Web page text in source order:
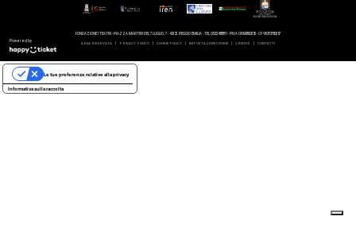
Powered by
FONDAZIONE I TEATRI - PIAZZA MARTIRI DEL 7 LUGLIO, 7 - 42121, REGGIO EMILIA - TEL 0522 458811 - P.IVA 01699800353 - CF 91070780357
AREA RISERVATA | PRIVACY POLICY | COOKIE POLICY | IMPOSTAZIONI COOKIE | CREDITS | CONTATTI
Informativa sulla raccolta
Le tue preferenze relative alla privacy